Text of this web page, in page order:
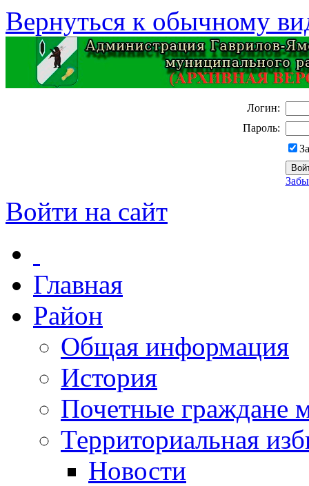
Вернуться к обычному
Логин:
Пароль:
Войти на сайт
Главная
Район
Общая информация
История
Почетные граждане
Территориальная
Новости